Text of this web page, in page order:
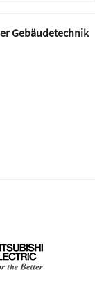
Gebäudetechnik